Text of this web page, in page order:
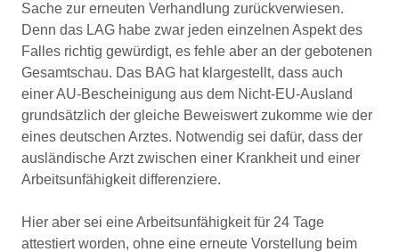
Sache zur erneuten Verhandlung zurückverwiesen.
Denn das LAG habe zwar jeden einzelnen Aspekt des
Falles richtig gewürdigt, es fehle aber an der gebotenen
Gesamtschau. Das BAG hat klargestellt, dass auch
einer AU-Bescheinigung aus dem Nicht-EU-Ausland
grundsätzlich der gleiche Beweiswert zukomme wie der
eines deutschen Arztes. Notwendig sei dafür, dass der
ausländische Arzt zwischen einer Krankheit und einer
Arbeitsunfähigkeit differenziere.
Hier aber sei eine Arbeitsunfähigkeit für 24 Tage
attestiert worden, ohne eine erneute Vorstellung beim